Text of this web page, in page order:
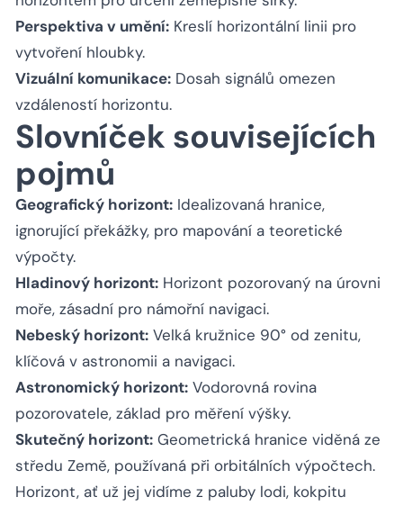
Perspektiva v umění: Kreslí horizontální linii pro
vytvoření hloubky.
Vizuální komunikace: Dosah signálů omezen
vzdáleností horizontu.
Slovníček souvisejících
pojmů
Geografický horizont: Idealizovaná hranice,
ignorující překážky, pro mapování a teoretické
výpočty.
Hladinový horizont: Horizont pozorovaný na úrovni
moře, zásadní pro námořní navigaci.
Nebeský horizont: Velká kružnice 90° od zenitu,
klíčová v astronomii a navigaci.
Astronomický horizont: Vodorovná rovina
pozorovatele, základ pro měření výšky.
Skutečný horizont: Geometrická hranice viděná ze
středu Země, používaná při orbitálních výpočtech.
Horizont, ať už jej vidíme z paluby lodi, kokpitu